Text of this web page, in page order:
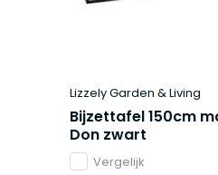
Lizzely Garden & Living
Bijzettafel 150cm
Don zwart
Vergelijk